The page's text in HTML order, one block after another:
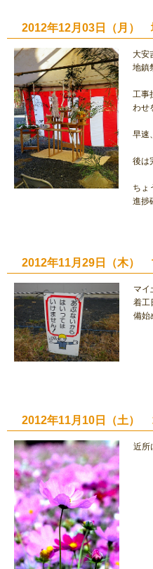
2012年12月03日（月）
大安
地鎮
工事
わせ
早速
後は
ちょ
進捗
2012年11月29日（木）
マイ
着工
備始
2012年11月10日（土）
近所